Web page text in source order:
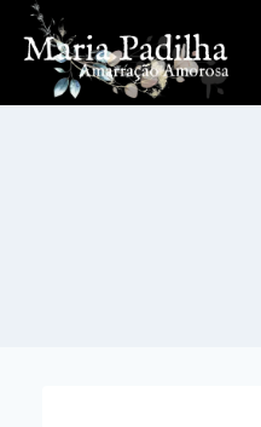
Pular
para
Conteúdo